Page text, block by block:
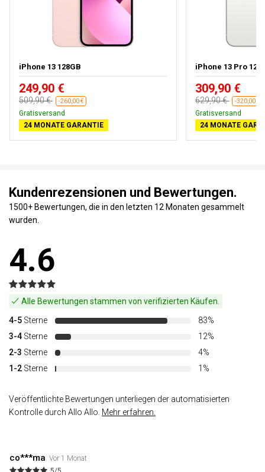
iPhone 13 128GB
249,90 €
509,90 € -260,00 €
Gratisversand
24 MONATE GARANTIE
iPhone 13 Pro
309,90 €
629,90 € -320,00 €
Gratisversand
24 MONATE
Kundenrezensionen und Bewertungen.
1500+ Bewertungen, die in den letzten 12 Monaten gesammelt
wurden.
4.6
Alle Bewertungen stammen von verifizierten Käufen.
4-5 Sterne
83%
3-4 Sterne
12%
2-3 Sterne
4%
1-2 Sterne 1%
Veröffentlichte Bewertungen unterliegen der automatisierten
Kontrolle durch Allo Allo. Mehr erfahren.
co***ma Vor 1 Monat